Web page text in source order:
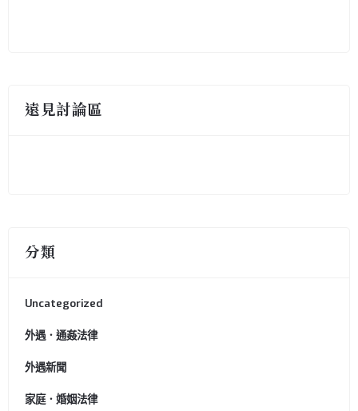
遠見討論區
分類
Uncategorized
外遇．通姦法律
外遇新聞
家庭．婚姻法律